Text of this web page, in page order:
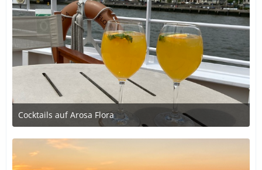
Cocktails auf Arosa Flora
4. Juli 2020 um 20:45